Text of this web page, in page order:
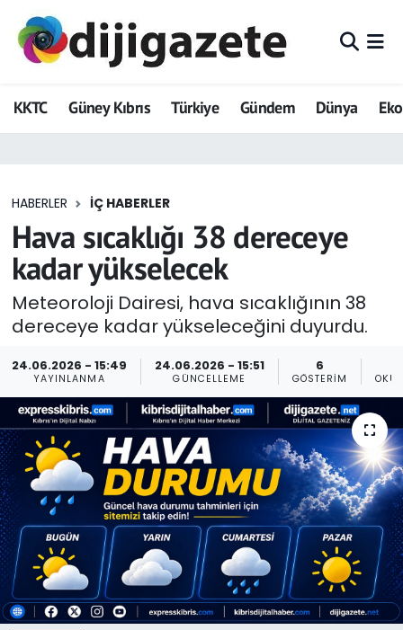
KKTC Güney Kıbrıs Türkiye Gündem Dünya
HABERLER İÇ HABERLER
Hava sıcaklığı 38 dereceye
kadar yükselecek
Meteoroloji Dairesi, hava sıcaklığının 38
dereceye kadar yükseleceğini duyurdu.
24.06.2026 - 15:49
YAYINLANMA
24.06.2026 - 15:51
GÜNCELLEME
6
GÖSTERIM
ADVERTORIAL
Dijigazete
Eğitim
Ekonomi
Foto Galeri
GEZİ
Güncel
Gündem
KKTC
KKTC YEREL SEÇİM 2018
Kültür Sanat
Magazin
Hava Durumu
Trafik Durumu
Tüm Manşetler
Son Dakika Haberleri
Haber Arşivi